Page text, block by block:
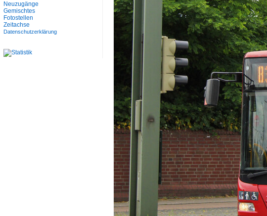
Neuzugänge
Gemischtes
Fotostellen
Zeitachse
Datenschutzerklärung